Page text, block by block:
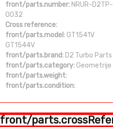
front/parts.number:NRUR-D2TP-
0032
Cross reference:
front/parts.model:GT1541V
GT1544V
front/parts.brand:D2 Turbo Parts
front/parts.category:Geometrije
front/parts.weight:
front/parts.condition:
front/